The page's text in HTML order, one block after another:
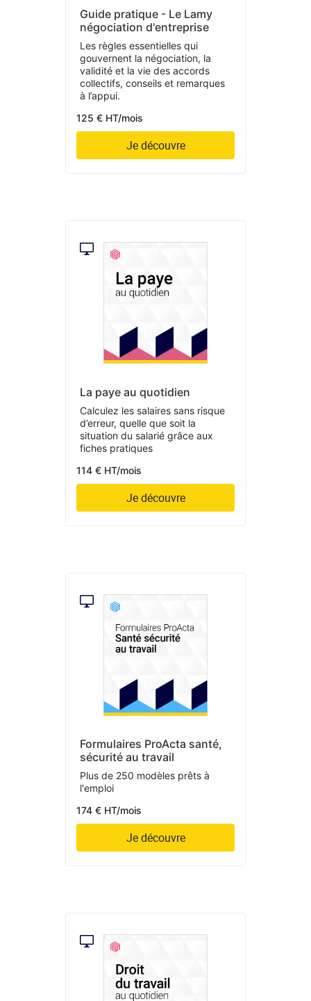
Guide pratique - Le Lamy
négociation d'entreprise
Les règles essentielles qui
gouvernent la négociation, la
validité et la vie des accords
collectifs, conseils et remarques
à l’appui.
125 € HT/mois
Je découvre
La paye au quotidien
Calculez les salaires sans risque
d’erreur, quelle que soit la
situation du salarié grâce aux
fiches pratiques
114 € HT/mois
Je découvre
Formulaires ProActa santé,
sécurité au travail
Plus de 250 modèles prêts à
l'emploi
174 € HT/mois
Je découvre